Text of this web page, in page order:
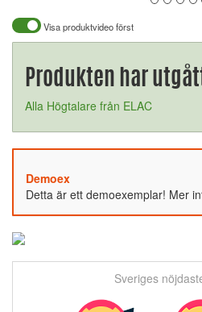
Visa produktvideo först
Produkten har
Alla Högtalare från ELAC
Demoex
Detta är ett demoexemplar! Mer
Sveriges